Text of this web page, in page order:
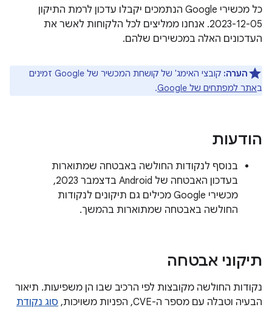
כל מכשירי Google הנתמכים יקבלו עדכון לרמת התיקון
‎2023-12-05. אנחנו ממליצים לכל הלקוחות לאשר את
העדכונים האלה במכשירים שלהם.
הערה:
קובצי האימג' של קושחת המכשיר של Google זמינים
באתר למפתחים של Google .
הודעות
בנוסף לנקודות החולשה באבטחה שמתוארות
בעדכון האבטחה של Android בדצמבר 2023,
מכשירי Google מכילים גם תיקונים לנקודות
החולשה באבטחה שמתוארות בהמשך.
תיקוני אבטחה
נקודות החולשה מקובצות לפי הרכיב שבו הן משפיעות. תיאור
הבעיה וטבלה עם מספר ה-CVE, הפניות משויכות,
סוג נקודת